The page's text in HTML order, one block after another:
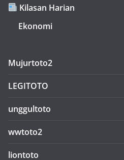
Kilasan Harian
Ekonomi
Mujurtoto2
LEGITOTO
unggultoto
wwtoto2
liontoto